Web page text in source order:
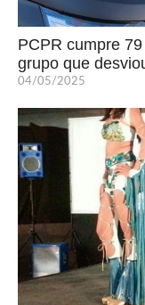
PCPR cumpre
grupo que
04/05/2025